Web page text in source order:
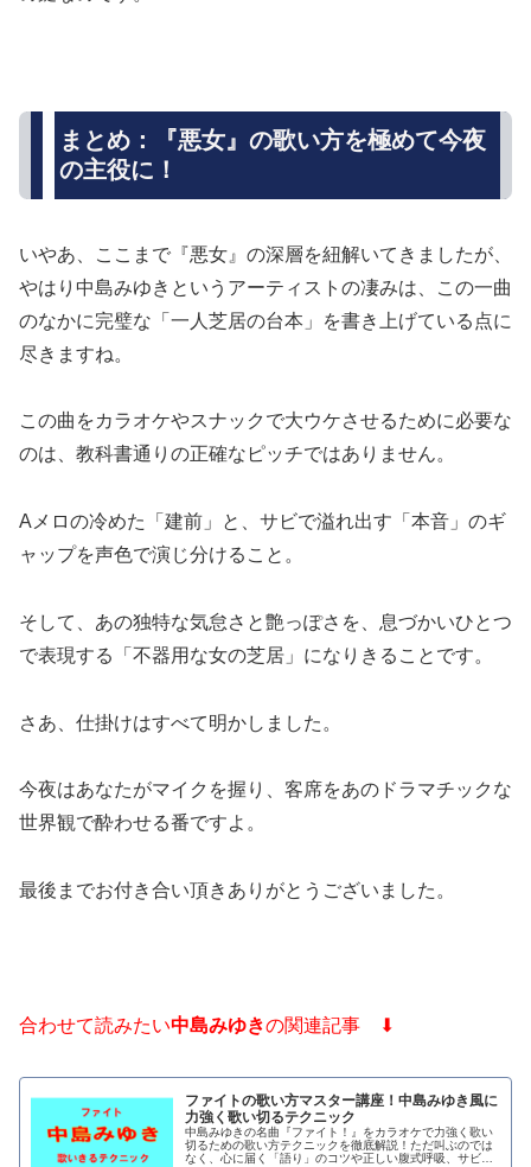
まとめ：『悪女』の歌い方を極めて今夜
の主役に！
いやあ、ここまで『悪女』の深層を紐解いてきましたが、
やはり中島みゆきというアーティストの凄みは、この一曲
のなかに完璧な「一人芝居の台本」を書き上げている点に
尽きますね。
この曲をカラオケやスナックで大ウケさせるために必要な
のは、教科書通りの正確なピッチではありません。
Aメロの冷めた「建前」と、サビで溢れ出す「本音」のギ
ャップを声色で演じ分けること。
そして、あの独特な気怠さと艶っぽさを、息づかいひとつ
で表現する「不器用な女の芝居」になりきることです。
さあ、仕掛けはすべて明かしました。
今夜はあなたがマイクを握り、客席をあのドラマチックな
世界観で酔わせる番ですよ。
最後までお付き合い頂きありがとうございました。
合わせて読みたい中島みゆきの関連記事 ⬇
ファイトの歌い方マスター講座！中島みゆき風に
力強く歌い切るテクニック
中島みゆきの名曲『ファイト！』をカラオケで力強く歌い
切るための歌い方テクニックを徹底解説！ただ叫ぶのでは
なく、心に届く「語り」のコツや正しい腹式呼吸、サビの